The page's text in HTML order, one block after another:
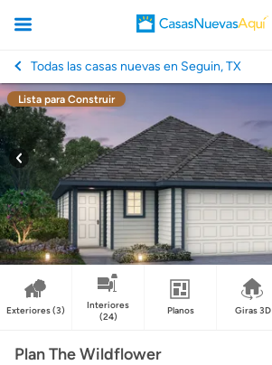
CasasNuevasAqui
Todas las casas nuevas en Seguin, TX
Lista para Construir
Exteriores(3)
Interiores
(24)
Planos Giras 3D
Plan The Wildflower